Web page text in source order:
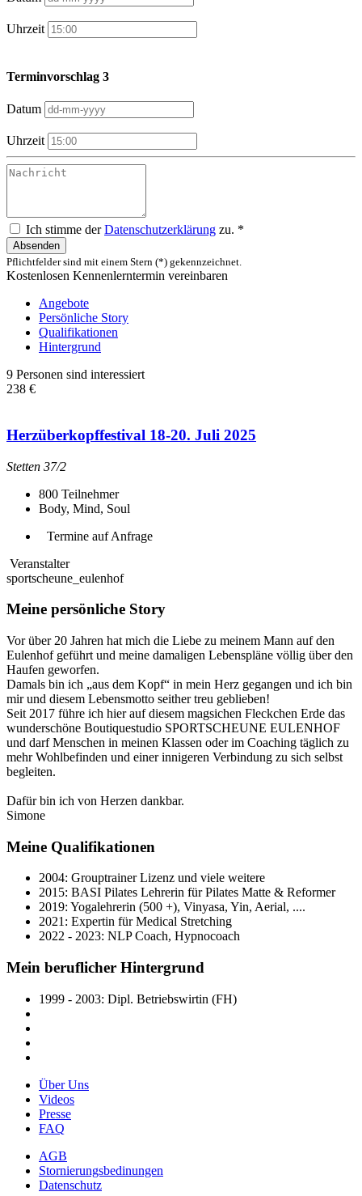
Uhrzeit
Terminvorschlag 3
Datum
Uhrzeit
Ich stimme derDatenschutzerklärung zu. *
Absenden
Pflichtfelder sind mit einem Stern (*) gekennzeichnet.
Kostenlosen Kennenlerntermin vereinbaren
Angebote
Persönliche Story
Qualifikationen
Hintergrund
9 Personen sind interessiert
238 €
Herzüberkopffestival 18-20. Juli 2025
Stetten 37/2
800 Teilnehmer
Body, Mind, Soul
Termine auf Anfrage
Veranstalter
sportscheune_eulenhof
Meine persönliche Story
Vor über 20 Jahren hat mich die Liebe zu meinem Mann auf den
Eulenhof geführt und meine damaligen Lebenspläne völlig über den
Haufen geworfen.
Damals bin ich „aus dem Kopf“ in mein Herz gegangen und ich bin
mir und diesem Lebensmotto seither treu geblieben!
Seit 2017 führe ich hier auf diesem magsichen Fleckchen Erde das
wunderschöne Boutiquestudio SPORTSCHEUNE EULENHOF
und darf Menschen in meinen Klassen oder im Coaching täglich zu
mehr Wohlbefinden und einer innigeren Verbindung zu sich selbst
begleiten.
Dafür bin ich von Herzen dankbar.
Simone
Meine Qualifikationen
2004: Grouptrainer Lizenz und viele weitere
2015: BASI Pilates Lehrerin für Pilates Matte & Reformer
2019: Yogalehrerin (500 +), Vinyasa, Yin, Aerial, ....
2021: Expertin für Medical Stretching
2022 - 2023: NLP Coach, Hypnocoach
Mein beruflicher Hintergrund
1999 - 2003: Dipl. Betriebswirtin (FH)
Über Uns
Videos
Presse
FAQ
AGB
Stornierungsbedinungen
Datenschutz